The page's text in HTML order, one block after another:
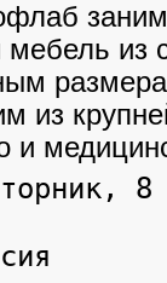
из
из
и